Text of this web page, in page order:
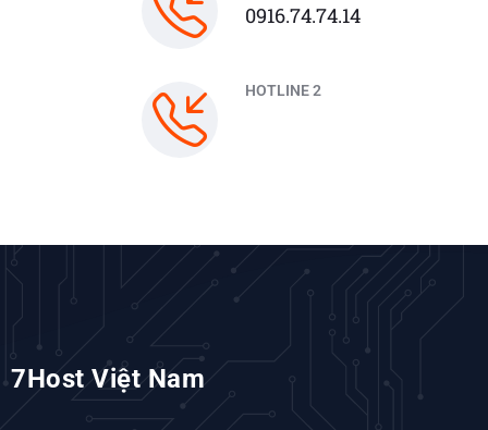
0916.74.74.14
HOTLINE 2
7Host Việt Nam